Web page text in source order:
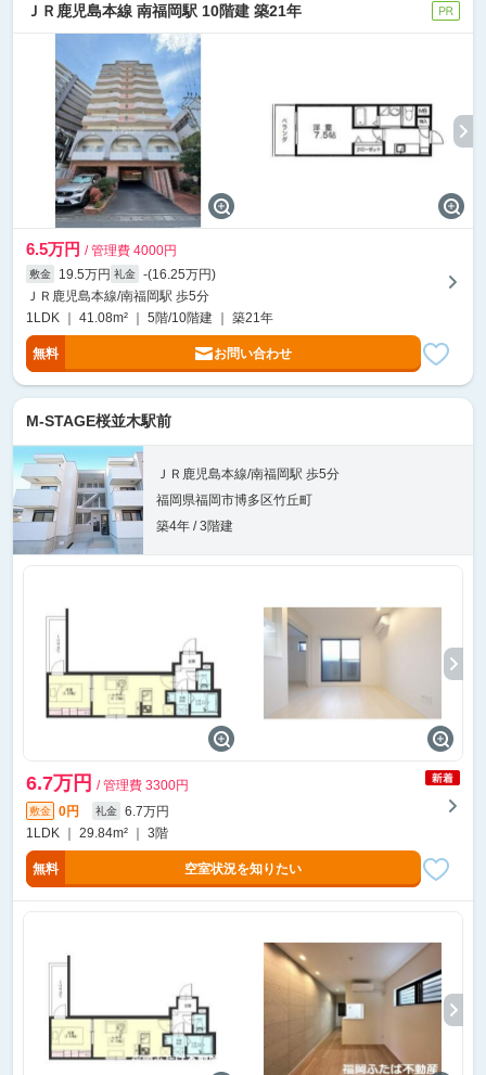
ＪＲ鹿児島本線 南福岡駅 10階建 築21年
6.5万円 / 管理費 4000円
敷金 19.5万円 礼金
-(16.25万円)
ＪＲ鹿児島本線/南福岡駅 歩5分
1LDK ｜ 41.08m² ｜ 5階/10階建 ｜ 築21年
無料 お問い合わせ
M-STAGE桜並木駅前
ＪＲ鹿児島本線/南福岡駅 歩5分
福岡県福岡市博多区竹丘町
築4年 / 3階建
6.7万円 / 管理費 3300円
敷金 0円 礼金
6.7万円
1LDK ｜ 29.84m² ｜ 3階
無料 空室状況を知りたい